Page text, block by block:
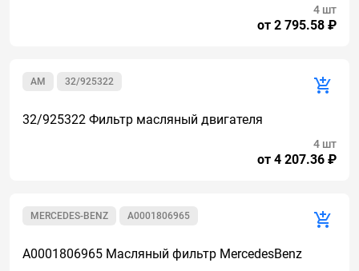
от 2 795.58 ₽
4 шт
32/925322
AM
32/925322 Фильтр масляный двигателя
от 4 207.36 ₽
4 шт
A0001806965
MERCEDES-BENZ
A0001806965 Масляный фильтр MercedesBenz